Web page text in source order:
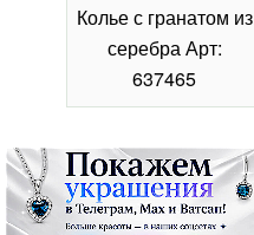
Колье с гранатом из
серебра Арт:
637465